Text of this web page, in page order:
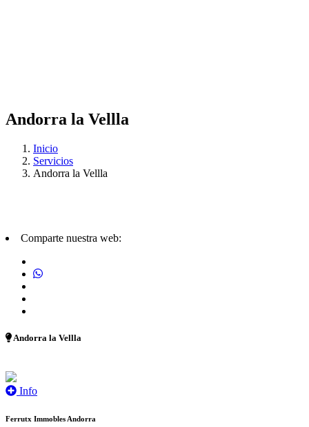
Andorra la Vellla
Inicio
Servicios
Andorra la Vellla
Comparte nuestra web:
Andorra la Vellla
Info
Ferrutx Immobles Andorra